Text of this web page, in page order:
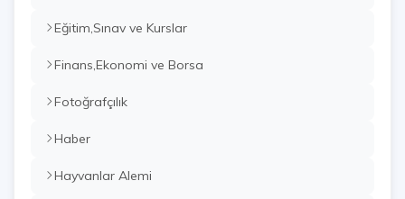
Eğitim,Sınav ve Kurslar
Finans,Ekonomi ve Borsa
Fotoğrafçılık
Haber
Hayvanlar Alemi